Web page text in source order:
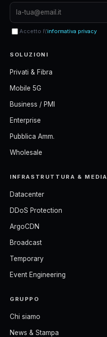
Accetto l\'informativa privacy
SOLUZIONI
Privati & Fibra
Mobile 5G
Business / PMI
Enterprise
Pubblica Amm.
Wholesale
INFRASTRUTTURA & MEDIA
Datacenter
DDoS Protection
ArgoCDN
Broadcast
Temporary
Event Engineering
GRUPPO
Chi siamo
News & Stampa